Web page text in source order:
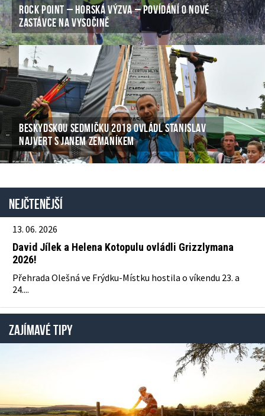
ROCK POINT – HORSKÁ VÝZVA – POVÍDÁNÍ O NOVÉ
ZASTÁVCE NA VYSOČINĚ
BESKYDSKOU SEDMIČKU 2018 OVLÁDL STANISLAV
NAJVERT S JANEM ZEMANÍKEM
Nejčtenější
13. 06. 2026
David Jílek a Helena Kotopulu ovládli Grizzlymana
2026!
Přehrada Olešná ve Frýdku-Místku hostila o víkendu 23. a
24....
ZAJÍMAVÉ TIPY